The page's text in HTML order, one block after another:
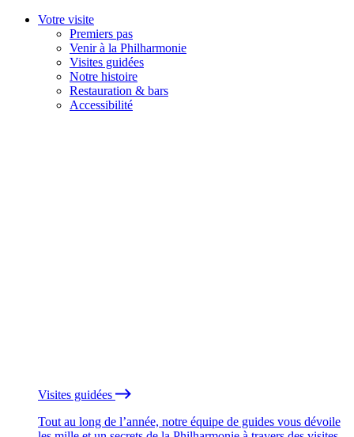
Votre visite
Premiers pas
Venir à la Philharmonie
Visites guidées
Notre histoire
Restauration & bars
Accessibilité
Visites guidées
Tout au long de l’année, notre équipe de guides vous dévoile